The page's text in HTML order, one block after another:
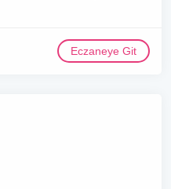
Eczaneye Git